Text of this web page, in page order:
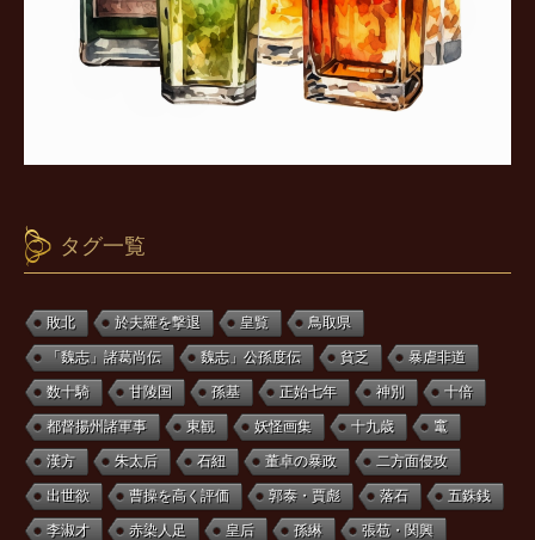
タグ一覧
敗北 於夫羅を撃退 皇覧 鳥取県
「魏志」諸葛尚伝 魏志」公孫度伝 貧乏 暴虐非道
数十騎 甘陵国 孫基 正始七年 神別 十倍
都督揚州諸軍事 東観 妖怪画集 十九歳 竃
漢方 朱太后 石紐 董卓の暴政 二方面侵攻
出世欲 曹操を高く評価 郭泰・賈彪 落石 五銖銭
李淑才 赤染人足 皇后 孫綝 張苞・関興